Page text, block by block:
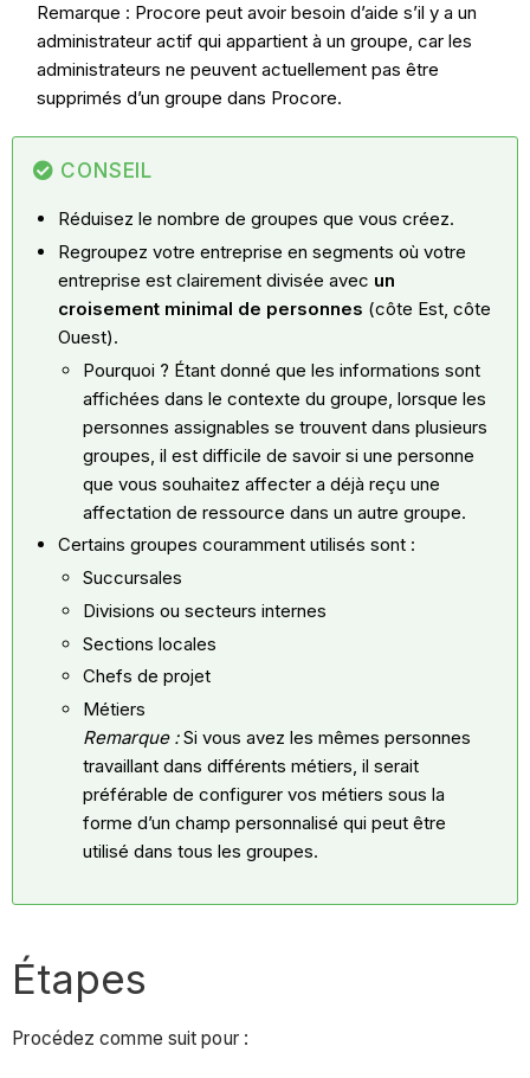
Remarque : Procore peut avoir besoin d’aide s’il y a un
administrateur actif qui appartient à un groupe, car les
administrateurs ne peuvent actuellement pas être
supprimés d’un groupe dans Procore.
CONSEIL
Réduisez le nombre de groupes que vous créez.
Regroupez votre entreprise en segments où votre
entreprise est clairement divisée avec un
croisement minimal de personnes (côte Est, côte
Ouest).
Pourquoi ? Étant donné que les informations sont
affichées dans le contexte du groupe, lorsque les
personnes assignables se trouvent dans plusieurs
groupes, il est difficile de savoir si une personne
que vous souhaitez affecter a déjà reçu une
affectation de ressource dans un autre groupe.
Certains groupes couramment utilisés sont :
Succursales
Divisions ou secteurs internes
Sections locales
Chefs de projet
Métiers
Remarque :Si vous avez les mêmes personnes
travaillant dans différents métiers, il serait
préférable de configurer vos métiers sous la
forme d’un champ personnalisé qui peut être
utilisé dans tous les groupes.
Étapes
Procédez comme suit pour :